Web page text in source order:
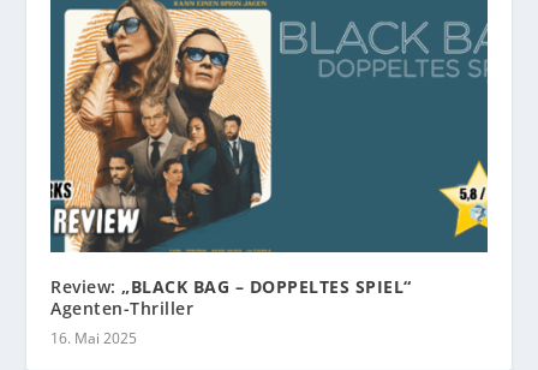
Review:„BLACK BAG – DOPPELTES SPIEL“
Agenten-Thriller
16. Mai 2025